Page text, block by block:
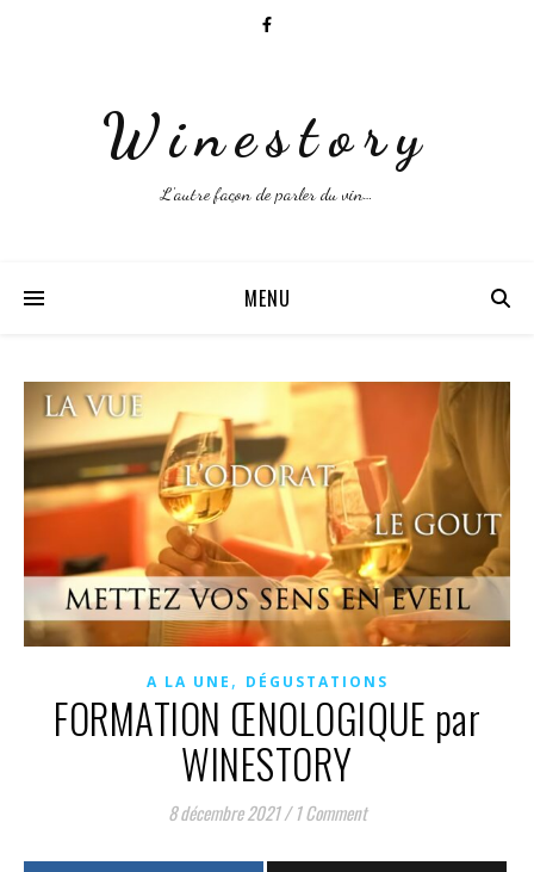
Winestory
L'autre façon de parler du vin…
MENU
A LA UNE , DÉGUSTATIONS
FORMATION ŒNOLOGIQUE par
WINESTORY
8 décembre 2021 / 1 Comment